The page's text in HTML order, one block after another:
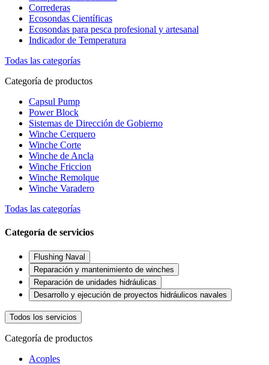
Correderas
Ecosondas Científicas
Ecosondas para pesca profesional y artesanal
Indicador de Temperatura
Todas las categorías
Categoría de productos
Capsul Pump
Power Block
Sistemas de Dirección de Gobierno
Winche Cerquero
Winche Corte
Winche de Ancla
Winche Friccion
Winche Remolque
Winche Varadero
Todas las categorías
Categoría de servicios
Flushing Naval
Reparación y mantenimiento de winches
Reparación de unidades hidráulicas
Desarrollo y ejecución de proyectos hidráulicos navales
Todos los servicios
Categoría de productos
Acoples